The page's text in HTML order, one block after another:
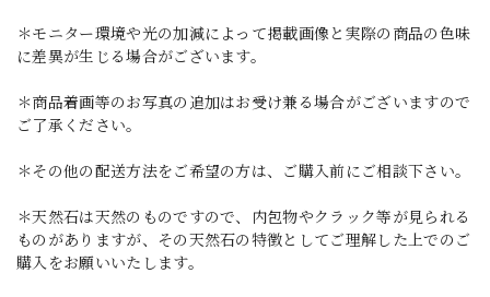
＊モニター環境や光の加減によって掲載画像と実際の商品の色味
に差異が生じる場合がございます。
＊商品着画等のお写真の追加はお受け兼る場合がございますので
ご了承ください。
＊その他の配送方法をご希望の方は、ご購入前にご相談下さい。
＊天然石は天然のものですので、内包物やクラック等が見られる
ものがありますが、その天然石の特徴としてご理解した上でのご
購入をお願いいたします。